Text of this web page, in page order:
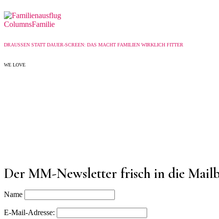
ColumnsFamilie
DRAUSSEN STATT DAUER-SCREEN: DAS MACHT FAMILIEN WIRKLICH FITTER
WE LOVE
Der MM-Newsletter frisch in die
Name
E-Mail-Adresse: